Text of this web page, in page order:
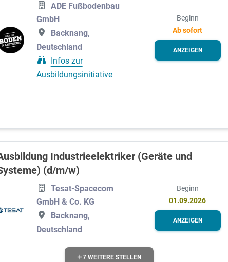
ADE Fußbodenbau
GmbH
Backnang,
Deutschland
Infos zur
Ausbildungsinitiative
Beginn
Ab sofort
ANZEIGEN
Industrieelektriker (Geräte und
(d/m/w)
Tesat-Spacecom
GmbH & Co. KG
Backnang,
Deutschland
Beginn
01.09.2026
ANZEIGEN
7 WEITERE STELLEN